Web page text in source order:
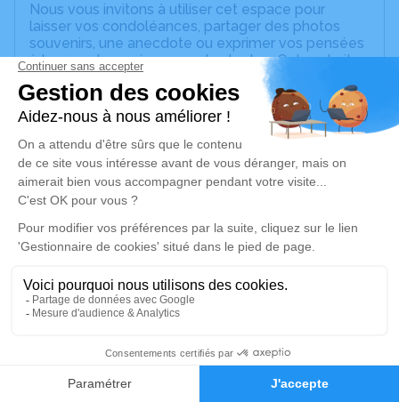
Faire-part Hommages
Nous vous invitons à utiliser cet espace pour
laisser vos condoléances, partager des photos
souvenirs, une anecdote ou exprimer vos pensées
à travers des poèmes ou des textes. Cet endroit
est un lieu d'expression dédié à honorer la
mémoire de Nathalie MARGOT.
Un service de plantation d’arbre hommage est
disponible ici.
Cérémonie religieuse
Église de Saint-Mathurin-sur-Loire de Loire-
Authion
49250 Loire-Authion